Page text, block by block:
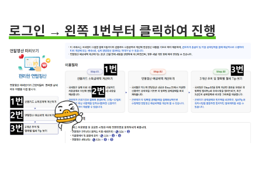
로그인 → 왼쪽 1번부터 클릭하여 진행